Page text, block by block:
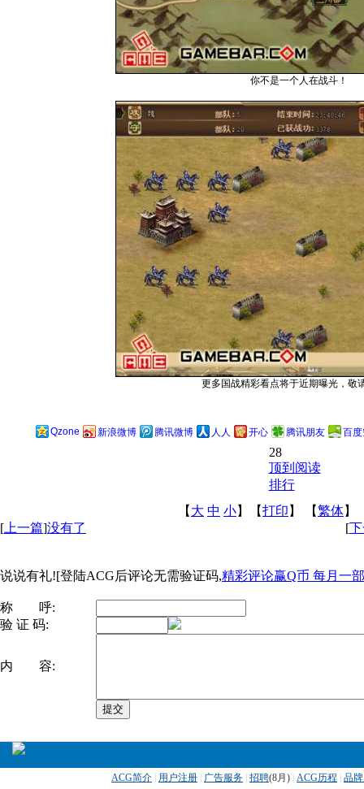
你不是一个人在战斗！
更多国战精彩看点将于近期曝光，敬
Qzone 新浪微博 腾讯微博 人人 开心 腾讯朋友 百
28
顶到阅读
排行
【 大 中 小】【打印 】 【繁体】
[ 上一篇]没有了 [
说说有礼![登陆ACG后评论无需验证码,精彩评论赢Q币 每月一
称 呼:
验 证 码:
内 容:
ACG简介 用户注册 广告服务 招聘(8月) ACG历程 品